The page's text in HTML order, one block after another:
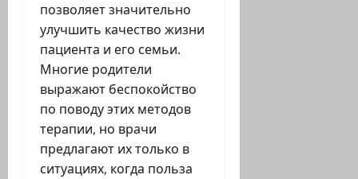
позволяет значительно
улучшить качество жизни
пациента и его семьи.
Многие родители
выражают беспокойство
по поводу этих методов
терапии, но врачи
предлагают их только в
ситуациях, когда польза